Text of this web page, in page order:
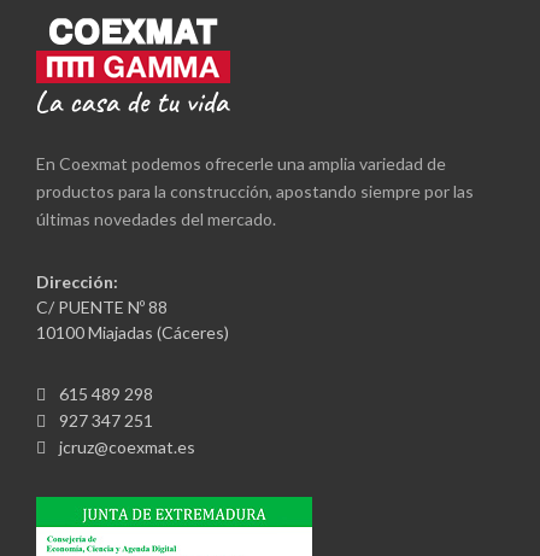
En Coexmat podemos ofrecerle una amplia variedad de
productos para la construcción, apostando siempre por las
últimas novedades del mercado.
Dirección:
C/ PUENTE Nº 88
10100 Miajadas (Cáceres)
615 489 298
927 347 251
jcruz@coexmat.es